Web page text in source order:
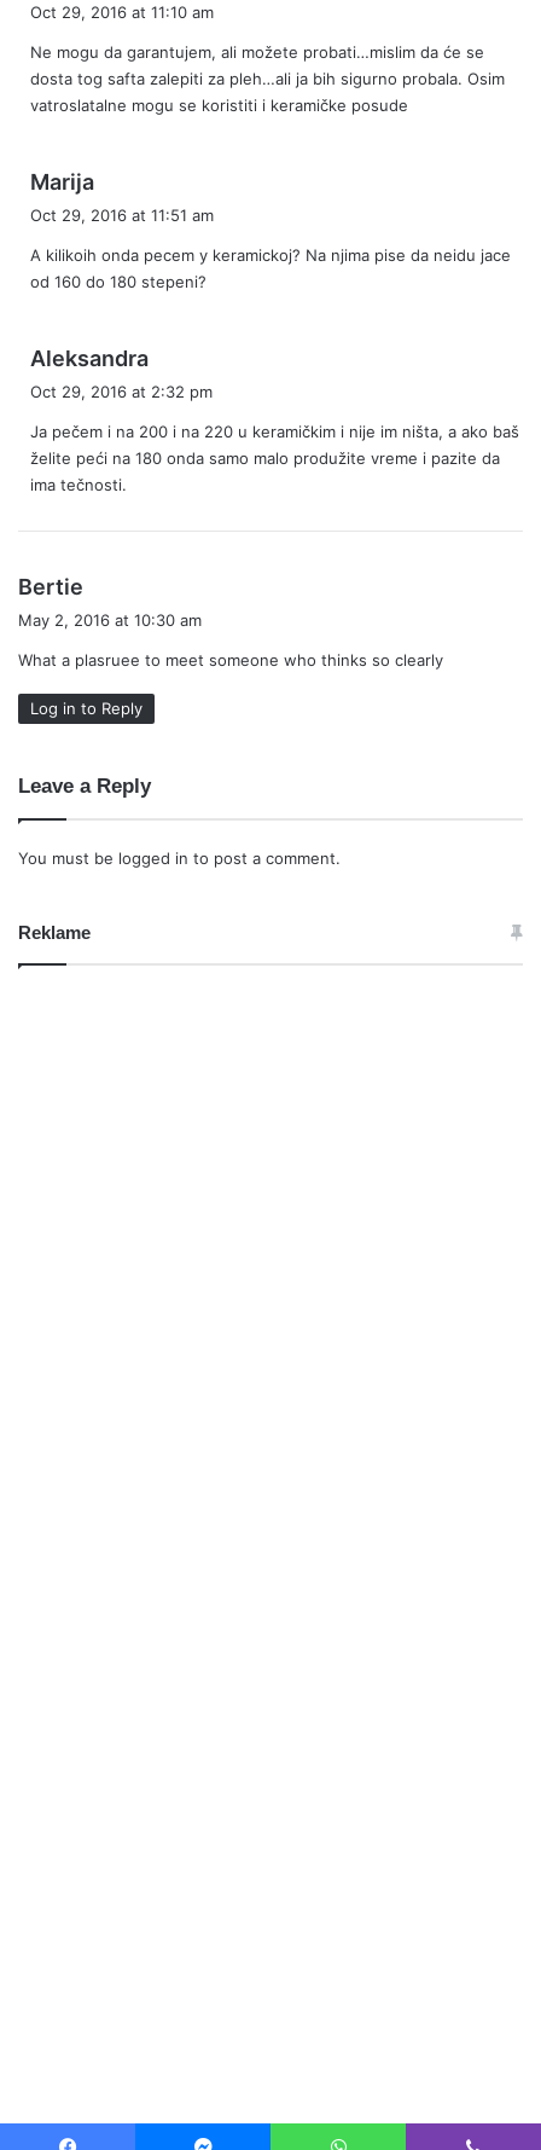
s
:
Oct 29, 2016 at 11:10 am
Ne mogu da garantujem, ali možete probati…mislim da će se
dosta tog safta zalepiti za pleh…ali ja bih sigurno probala. Osim
vatroslatalne mogu se koristiti i keramičke posude
Marija
s
:
Oct 29, 2016 at 11:51 am
A kilikoih onda pecem y keramickoj? Na njima pise da neidu jace
od 160 do 180 stepeni?
Aleksandra
s
:
Oct 29, 2016 at 2:32 pm
Ja pečem i na 200 i na 220 u keramičkim i nije im ništa, a ako baš
želite peći na 180 onda samo malo produžite vreme i pazite da
ima tečnosti.
Bertie
s
:
May 2, 2016 at 10:30 am
What a plasruee to meet someone who thinks so clearly
Log in to Reply
Leave a Reply
You must be logged in to post a comment.
Reklame